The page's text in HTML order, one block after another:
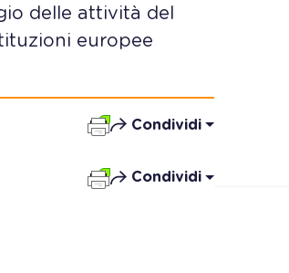
delle attività del
europee
Condividi
Condividi